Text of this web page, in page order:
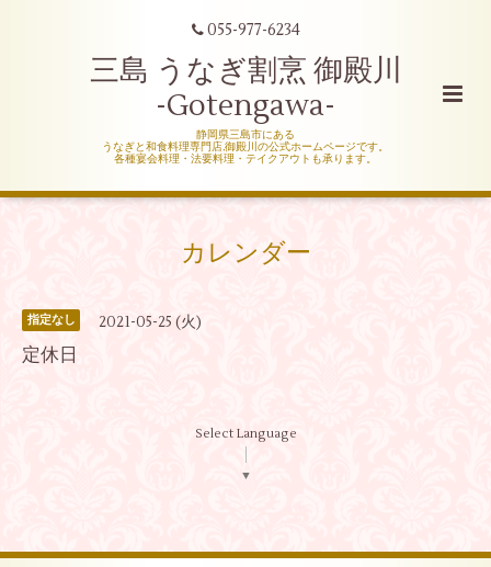
055-977-6234
三島 うなぎ割烹 御殿川
-Gotengawa-
静岡県三島市にある
うなぎと和食料理専門店,御殿川の公式ホームページです。
各種宴会料理・法要料理・テイクアウトも承ります。
カレンダー
指定なし 2021-05-25 (火)
定休日
Select Language
▼